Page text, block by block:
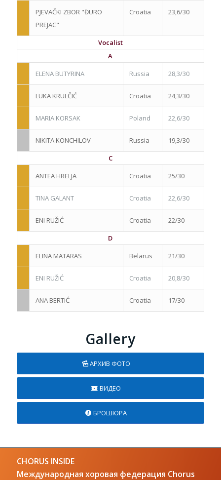
PJEVAČKI ZBOR "ĐURO
PREJAC"
Croatia 23,6/30
Vocalist
A
ELENA BUTYRINA
Russia 28,3/30
LUKA KRULČIĆ Croatia 24,3/30
MARIA KORSAK Poland 22,6/30
NIKITA KONCHILOV Russia
19,3/30
C
ANTEA HRELJA
Croatia 25/30
TINA GALANT Croatia 22,6/30
ENI RUŽIĆ Croatia
22/30
D
ELINA MATARAS
Belarus 21/30
ENI RUŽIĆ Croatia 20,8/30
ANA BERTIĆ Croatia 17/30
Gallery
АРХИВ ФОТО
ВИДЕО
БРОШЮРА
CHORUS INSIDE
Международная хоровая федерация Chorus